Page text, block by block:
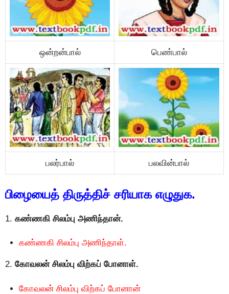
ஒன்றன்பால் பெண்பால்
பலர்பால் பலவின்பால்
பிழையைத் திருத்திச் சரியாக எழுதுக.
1. கண்ணகி சிலம்பு அணிந்தான்.
கண்ணகி சிலம்பு அணிந்தாள்.
2. கோவலன் சிலம்பு விற்கப் போனாள்.
கோவலன் சிலம்பு விற்கப் போனான்